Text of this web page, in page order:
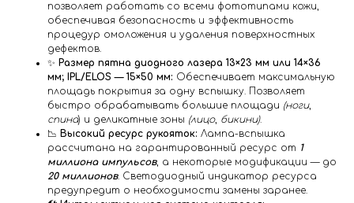
позволяет работать со всеми фототипами кожи,
обеспечивая безопасность и эффективность
процедур омоложения и удаления поверхностных
дефектов.
✨ Размер пятна диодного лазера 13×23 мм или 14×36
мм; IPL/ELOS — 15×50 мм: Обеспечивает максимальную
площадь покрытия за одну вспышку. Позволяет
быстро обрабатывать большие площади (ноги,
спина) и деликатные зоны (лицо, бикини).
📉 Высокий ресурс рукояток: Лампа-вспышка
рассчитана на гарантированный ресурс от 1
миллиона импульсов, а некоторые модификации — до
20 миллионов. Светодиодный индикатор ресурса
предупредит о необходимости замены заранее.